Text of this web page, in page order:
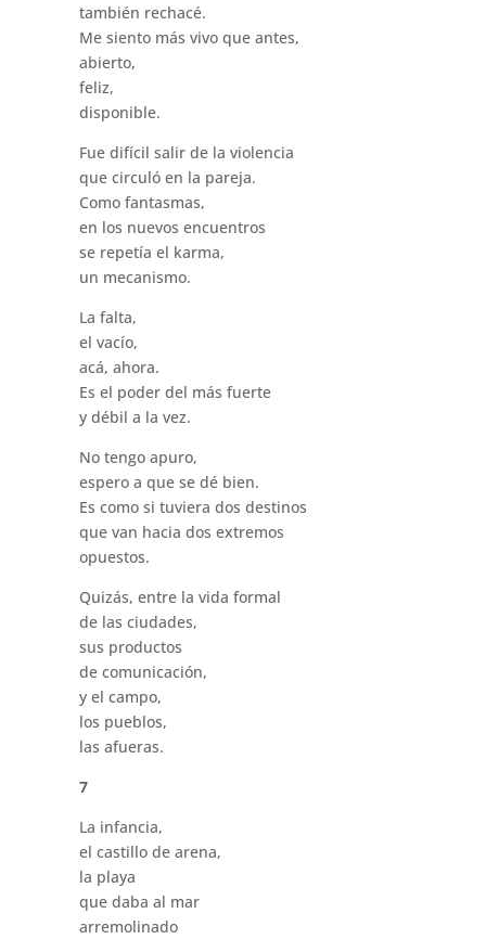
también rechacé.
Me siento más vivo que antes,
abierto,
feliz,
disponible.
Fue difícil salir de la violencia
que circuló en la pareja.
Como fantasmas,
en los nuevos encuentros
se repetía el karma,
un mecanismo.
La falta,
el vacío,
acá, ahora.
Es el poder del más fuerte
y débil a la vez.
No tengo apuro,
espero a que se dé bien.
Es como si tuviera dos destinos
que van hacia dos extremos
opuestos.
Quizás, entre la vida formal
de las ciudades,
sus productos
de comunicación,
y el campo,
los pueblos,
las afueras.
7
La infancia,
el castillo de arena,
la playa
que daba al mar
arremolinado